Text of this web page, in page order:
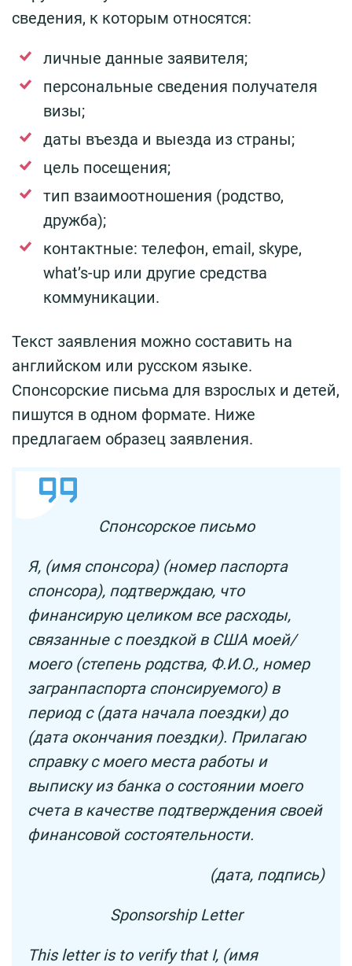
сведения, к которым относятся:
личные данные заявителя;
персональные сведения получателя
визы;
даты въезда и выезда из страны;
цель посещения;
тип взаимоотношения (родство,
дружба);
контактные: телефон, email, skype,
what’s-up или другие средства
коммуникации.
Текст заявления можно составить на
английском или русском языке.
Спонсорские письма для взрослых и детей,
пишутся в одном формате. Ниже
предлагаем образец заявления.
Спонсорское письмо
Я, (имя спонсора) (номер паспорта
спонсора), подтверждаю, что
финансирую целиком все расходы,
связанные с поездкой в США моей/
моего (степень родства, Ф.И.О., номер
загранпаспорта спонсируемого) в
период с (дата начала поездки) до
(дата окончания поездки). Прилагаю
справку с моего места работы и
выписку из банка о состоянии моего
счета в качестве подтверждения своей
финансовой состоятельности.
(дата, подпись)
Sponsorship Letter
This letter is to verify that I, (имя